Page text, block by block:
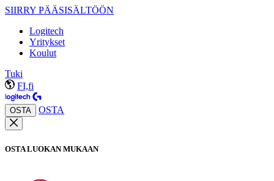
SIIRRY PÄÄSISÄLTÖÖN
Logitech
Yritykset
Koulut
Tuki
FI,fi
OSTA OSTA
OSTA LUOKAN MUKAAN